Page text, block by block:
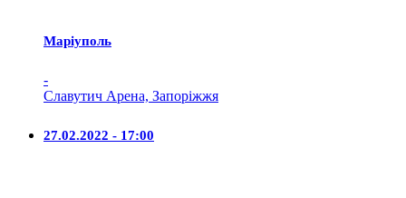
Маріуполь
-
Славутич Арена, Запоріжжя
27.02.2022 - 17:00